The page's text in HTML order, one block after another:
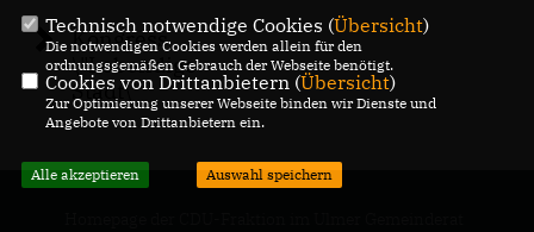
Kongress
\"Lebendige
Stadt\"
Technisch notwendige Cookies (Übersicht)
Die notwendigen Cookies werden allein für den
ordnungsgemäßen Gebrauch der Webseite benötigt.
Cookies von Drittanbietern (Übersicht)
Zur Optimierung unserer Webseite binden wir Dienste und
Angebote von Drittanbietern ein.
Alle akzeptieren Auswahl speichern